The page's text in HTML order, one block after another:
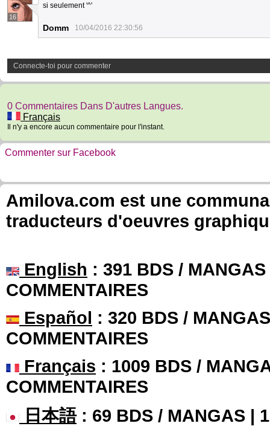
16
si seulement '^'
Domm 10/04/2016 22:30:56
Connecte-toi pour commenter
0 Commentaires Dans D'autres Langues.
Français
Il n'y a encore aucun commentaire pour l'instant.
Commenter sur Facebook
Amilova.com est une
traducteurs d'oeuvres
English : 391 BDS /
COMMENTAIRES
Español : 320 BDS /
COMMENTAIRES
Français : 1009 BDS /
COMMENTAIRES
日本語: 69 BDS / MANGAS |